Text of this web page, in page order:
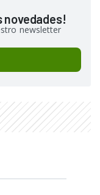
novedades!
newsletter